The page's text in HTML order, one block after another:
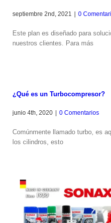
septiembre 2nd, 2021 0
Este plan es diseñado para
nuestros clientes. Para más
¿Qué es un Turbocompresor?
junio 4th, 2020 | 0 Comentarios
Comúnmente llamado turbo, es
los cilindros, esto